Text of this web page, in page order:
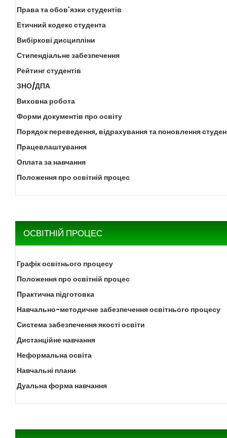
Права та обов'язки студентів
Етичний кодекс студента
Вибіркові дисципліни
Стипендіальне забезпечення
Рейтинг студентів
ЗНО/ДПА
Виховна робота
Форми документів про освіту
Порядок переведення, відрахування та поновлення
Працевлаштування
Оплата за навчання
Положення про освітній процес
ОСВІТНІЙ ПРОЦЕС
Графік освітнього процесу
Положення про освітній процес
Практична підготовка
Навчально-методичне забезпечення освітнього процесу
Система забезпечення якості освіти
Дистанційне навчання
Неформальна освіта
Навчальні плани
Дуальна форма навчання